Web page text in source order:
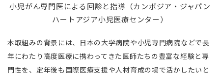
小児がん専門医による回診と指導（カンボジア・ジャパン
ハートアジア小児医療センター）
本取組みの背景には、日本の大学病院や小児専門病院などで長
年にわたり高度医療に携わってきた医師たちの豊富な経験と専
門性を、定年後も国際医療支援や人材育成の場で活かしたいと